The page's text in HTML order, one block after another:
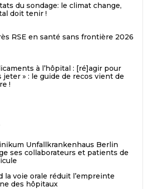
du sondage: le climat change,
doit tenir !
RSE en santé sans frontière 2026
à l’hôpital : [ré]agir pour
jeter » : le guide de recos vient de
!
Unfallkrankenhaus Berlin
ses collaborateurs et patients de
la voie orale réduit l’empreinte
des hôpitaux